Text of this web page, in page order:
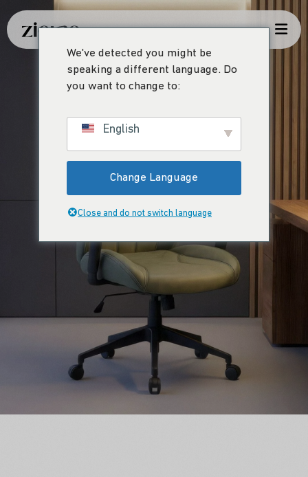
We've detected you might be
speaking a different language. Do
you want to change to:
English
Change Language
Close and do not switch language